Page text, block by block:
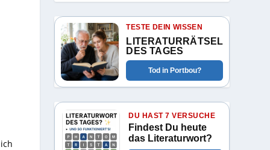
TESTE DEIN WISSEN
LITERATURRÄTSEL
DES TAGES
Tod in Portbou?
DU HAST 7 VERSUCHE
Findest Du heute
das Literaturwort?